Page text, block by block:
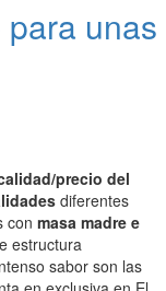
unas
precio del
diferentes
con masa madre e
estructura
sabor son las